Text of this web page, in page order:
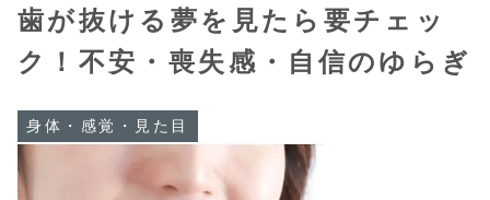
歯が抜ける夢を見たら要チェッ
ク！不安・喪失感・自信のゆらぎ
身体・感覚・見た目